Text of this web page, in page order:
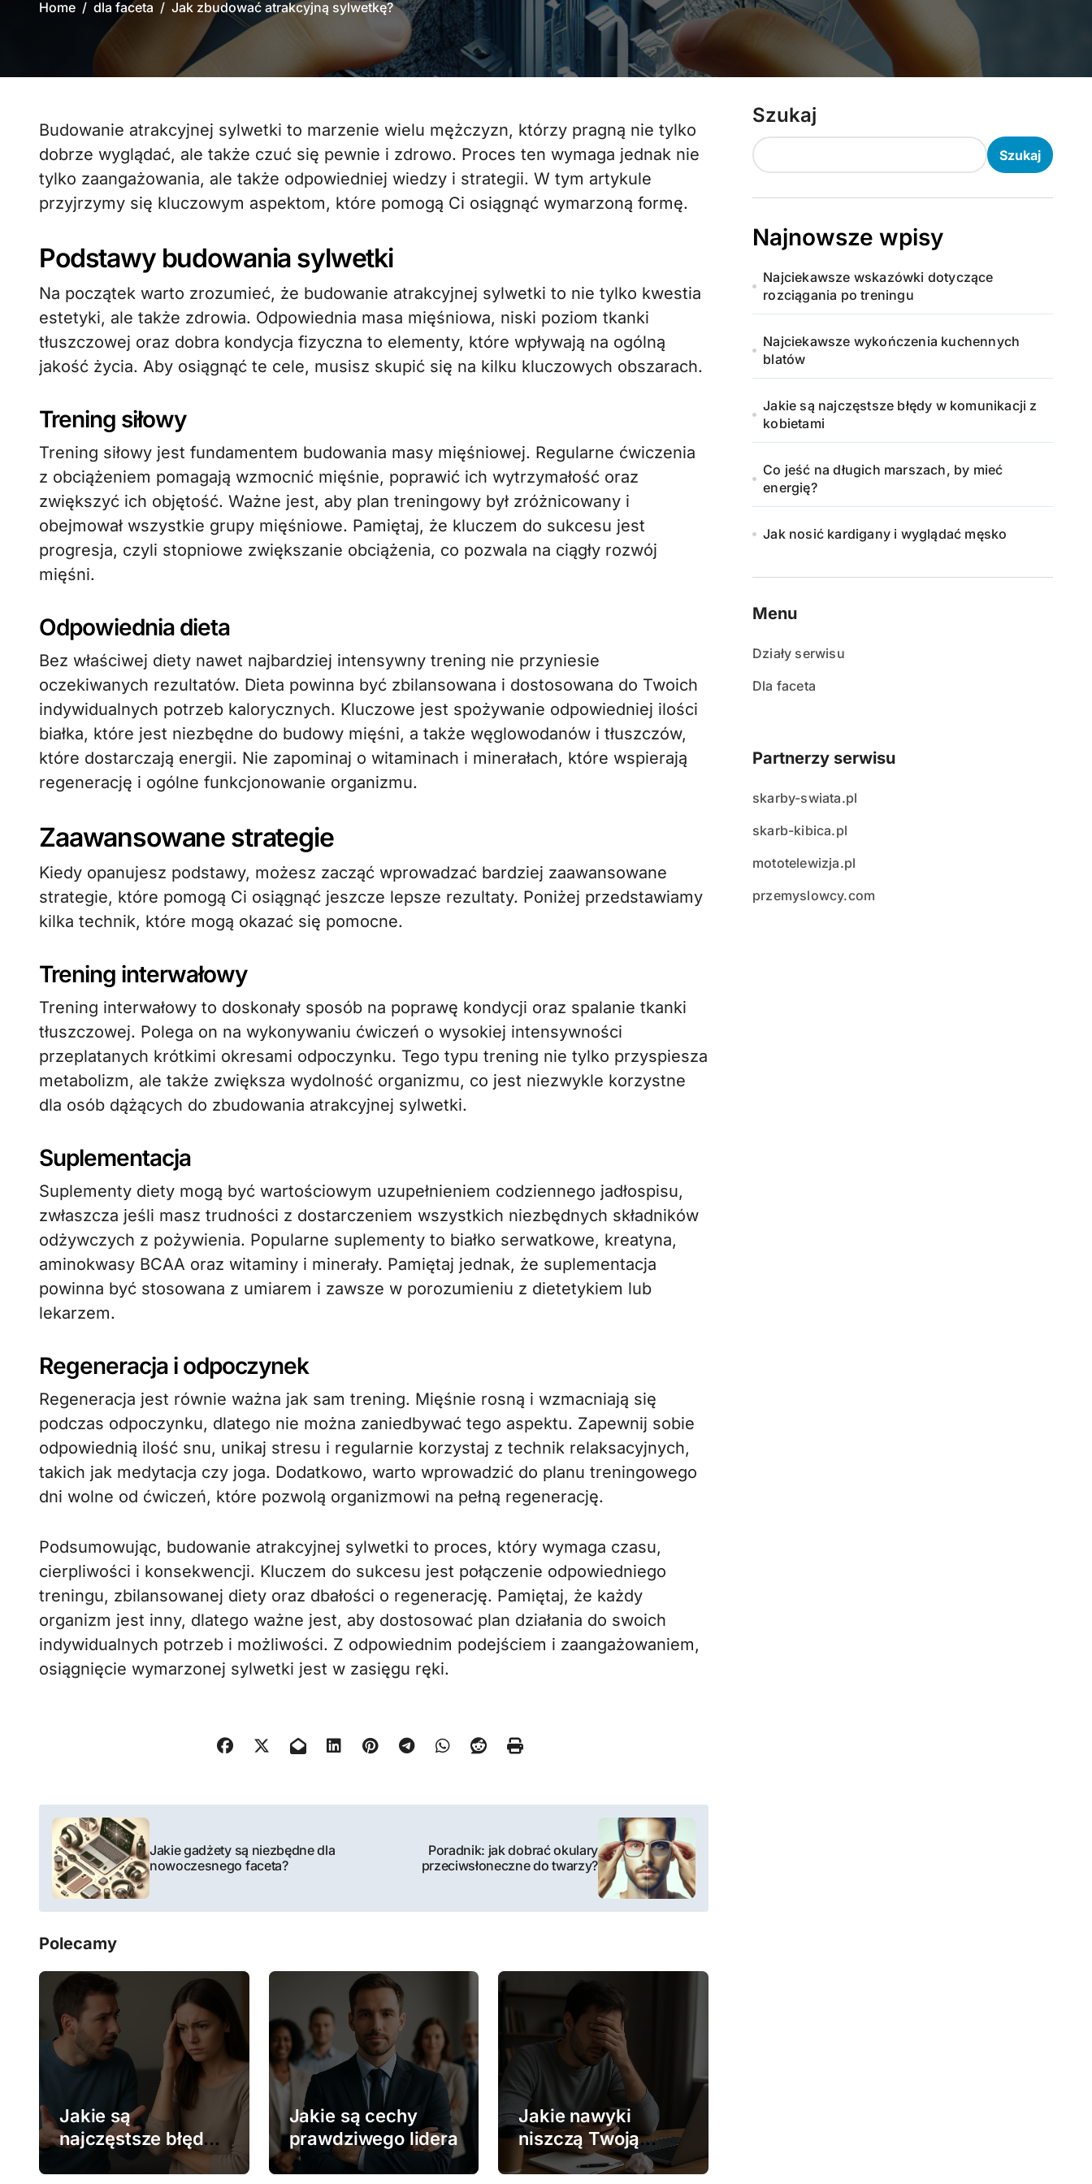
Home dla faceta Jak zbudować atrakcyjną sylwetkę?
Budowanie atrakcyjnej sylwetki to marzenie wielu mężczyzn, którzy pragną nie tylko
dobrze wyglądać, ale także czuć się pewnie i zdrowo. Proces ten wymaga jednak nie
tylko zaangażowania, ale także odpowiedniej wiedzy i strategii. W tym artykule
przyjrzymy się kluczowym aspektom, które pomogą Ci osiągnąć wymarzoną formę.
Podstawy budowania sylwetki
Na początek warto zrozumieć, że budowanie atrakcyjnej sylwetki to nie tylko kwestia
estetyki, ale także zdrowia. Odpowiednia masa mięśniowa, niski poziom tkanki
tłuszczowej oraz dobra kondycja fizyczna to elementy, które wpływają na ogólną
jakość życia. Aby osiągnąć te cele, musisz skupić się na kilku kluczowych obszarach.
Trening siłowy
Trening siłowy jest fundamentem budowania masy mięśniowej. Regularne ćwiczenia
z obciążeniem pomagają wzmocnić mięśnie, poprawić ich wytrzymałość oraz
zwiększyć ich objętość. Ważne jest, aby plan treningowy był zróżnicowany i
obejmował wszystkie grupy mięśniowe. Pamiętaj, że kluczem do sukcesu jest
progresja, czyli stopniowe zwiększanie obciążenia, co pozwala na ciągły rozwój
mięśni.
Odpowiednia dieta
Bez właściwej diety nawet najbardziej intensywny trening nie przyniesie
oczekiwanych rezultatów. Dieta powinna być zbilansowana i dostosowana do Twoich
indywidualnych potrzeb kalorycznych. Kluczowe jest spożywanie odpowiedniej ilości
białka, które jest niezbędne do budowy mięśni, a także węglowodanów i tłuszczów,
które dostarczają energii. Nie zapominaj o witaminach i minerałach, które wspierają
regenerację i ogólne funkcjonowanie organizmu.
Zaawansowane strategie
Kiedy opanujesz podstawy, możesz zacząć wprowadzać bardziej zaawansowane
strategie, które pomogą Ci osiągnąć jeszcze lepsze rezultaty. Poniżej przedstawiamy
kilka technik, które mogą okazać się pomocne.
Trening interwałowy
Trening interwałowy to doskonały sposób na poprawę kondycji oraz spalanie tkanki
tłuszczowej. Polega on na wykonywaniu ćwiczeń o wysokiej intensywności
przeplatanych krótkimi okresami odpoczynku. Tego typu trening nie tylko przyspiesza
metabolizm, ale także zwiększa wydolność organizmu, co jest niezwykle korzystne
dla osób dążących do zbudowania atrakcyjnej sylwetki.
Suplementacja
Suplementy diety mogą być wartościowym uzupełnieniem codziennego jadłospisu,
zwłaszcza jeśli masz trudności z dostarczeniem wszystkich niezbędnych składników
odżywczych z pożywienia. Popularne suplementy to białko serwatkowe, kreatyna,
aminokwasy BCAA oraz witaminy i minerały. Pamiętaj jednak, że suplementacja
powinna być stosowana z umiarem i zawsze w porozumieniu z dietetykiem lub
lekarzem.
Regeneracja i odpoczynek
Regeneracja jest równie ważna jak sam trening. Mięśnie rosną i wzmacniają się
podczas odpoczynku, dlatego nie można zaniedbywać tego aspektu. Zapewnij sobie
odpowiednią ilość snu, unikaj stresu i regularnie korzystaj z technik relaksacyjnych,
takich jak medytacja czy joga. Dodatkowo, warto wprowadzić do planu treningowego
dni wolne od ćwiczeń, które pozwolą organizmowi na pełną regenerację.
Podsumowując, budowanie atrakcyjnej sylwetki to proces, który wymaga czasu,
cierpliwości i konsekwencji. Kluczem do sukcesu jest połączenie odpowiedniego
treningu, zbilansowanej diety oraz dbałości o regenerację. Pamiętaj, że każdy
organizm jest inny, dlatego ważne jest, aby dostosować plan działania do swoich
indywidualnych potrzeb i możliwości. Z odpowiednim podejściem i zaangażowaniem,
osiągnięcie wymarzonej sylwetki jest w zasięgu ręki.
N
w
i
g
a
c
w
p
Jakie gadżety są niezbędne dla
nowoczesnego faceta?
Poradnik: jak dobrać okulary
przeciwsłoneczne do twarzy?
Polecamy
Jakie są
najczęstsze błędy
w komunikacji z
Jakie są cechy
prawdziwego lidera
Jakie nawyki
niszczą Twoją
produktywność
Szukaj
Szukaj
Najnowsze wpisy
Najciekawsze wskazówki dotyczące
rozciągania po treningu
Najciekawsze wykończenia kuchennych
blatów
Jakie są najczęstsze błędy w komunikacji z
kobietami
Co jeść na długich marszach, by mieć
energię?
Jak nosić kardigany i wyglądać męsko
Menu
Działy serwisu
Dla faceta
Partnerzy serwisu
skarby-swiata.pl
skarb-kibica.pl
mototelewizja.pl
przemyslowcy.com